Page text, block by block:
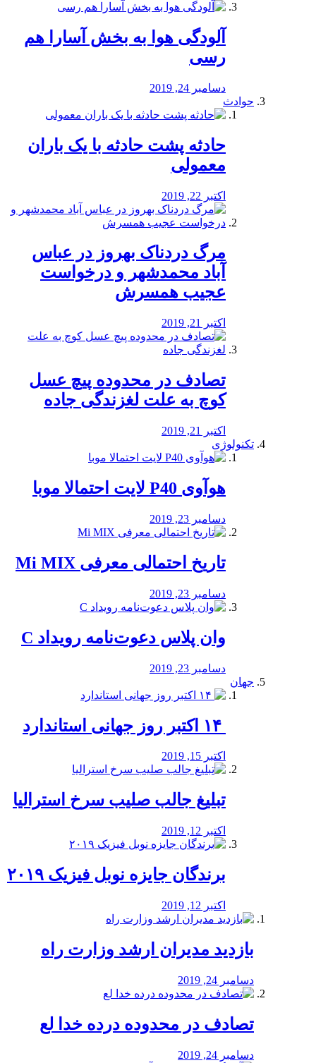
آلودگی هوا به بخش آسارا هم
رسی
دسامبر 24, 2019
حوادث
️حادثه پشت حادثه با یک باران
معمولی
اکتبر 22, 2019
مرگ دردناک بهروز در عباس
آباد محمدشهر و درخواست
عجیب همسرش
اکتبر 21, 2019
تصادف در محدوده پیچ عسل
کوچ به علت لغزندگی جاده
اکتبر 21, 2019
تکنولوژی
هوآوی P40 لایت احتمالا موبا
دسامبر 23, 2019
تاریخ احتمالی معرفی Mi MIX
دسامبر 23, 2019
وان پلاس دعوت‌نامه رویداد C
دسامبر 23, 2019
جهان
اکتبر 15, 2019
تبلیغ جالب صلیب سرخ استرالیا
اکتبر 12, 2019
برندگان جایزه نوبل فیزیک ۲۰۱۹
اکتبر 12, 2019
بازدید مدیران ارشد وزارت راه
دسامبر 24, 2019
تصادف در محدوده درده خدا لع
دسامبر 24, 2019